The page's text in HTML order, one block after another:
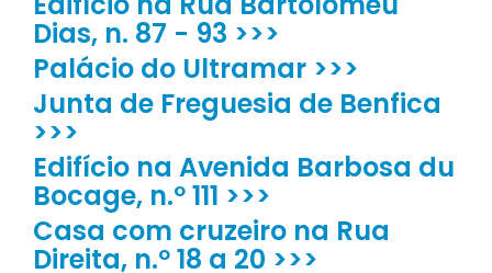
Dias, n. 87 - 93 >>>
Palácio do Ultramar >>>
Junta de Freguesia de Benfica
>>>
Edifício na Avenida Barbosa du
Bocage, n.º 111 >>>
Casa com cruzeiro na Rua
Direita, n.º 18 a 20 >>>